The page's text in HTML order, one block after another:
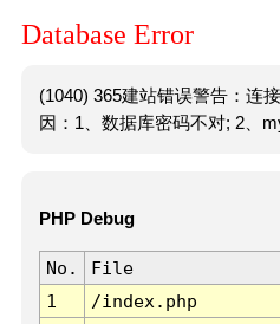
Database Error
(1040) 365建站错误警告：连
因：1、数据库密码不对; 2、
PHP Debug
No. File
1
/index.php